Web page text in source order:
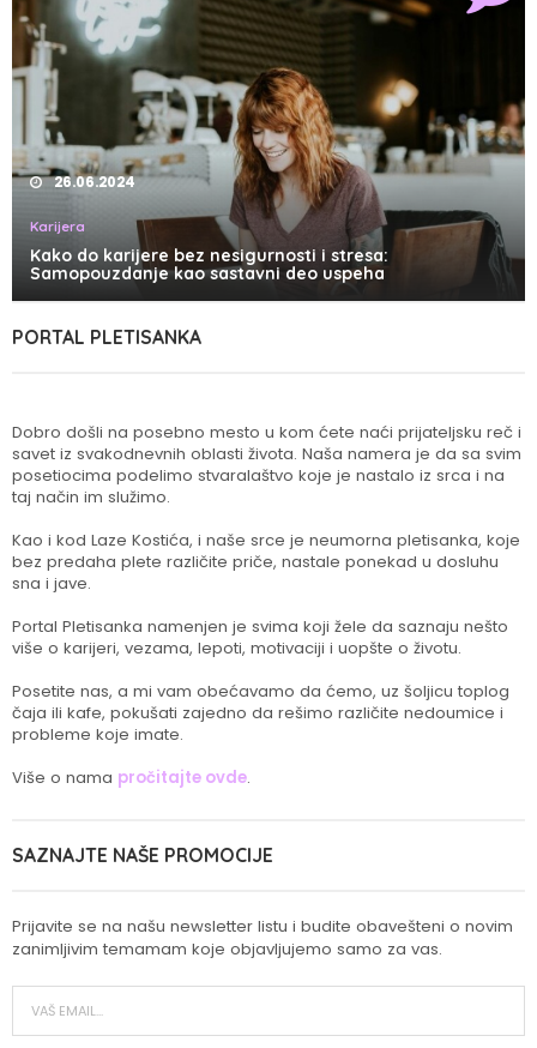
26.06.2024
Karijera
Kako do karijere bez nesigurnosti i stresa:
Samopouzdanje kao sastavni deo uspeha
PORTAL PLETISANKA
Dobro došli na posebno mesto u kom ćete naći prijateljsku reč i
savet iz svakodnevnih oblasti života. Naša namera je da sa svim
posetiocima podelimo stvaralaštvo koje je nastalo iz srca i na
taj način im služimo.
Kao i kod Laze Kostića, i naše srce je neumorna pletisanka, koje
bez predaha plete različite priče, nastale ponekad u dosluhu
sna i jave.
Portal Pletisanka namenjen je svima koji žele da saznaju nešto
više o karijeri, vezama, lepoti, motivaciji i uopšte o životu.
Posetite nas, a mi vam obećavamo da ćemo, uz šoljicu toplog
čaja ili kafe, pokušati zajedno da rešimo različite nedoumice i
probleme koje imate.
Više o nama pročitajte ovde.
SAZNAJTE NAŠE PROMOCIJE
Prijavite se na našu newsletter listu i budite obavešteni o novim
zanimljivim temamam koje objavljujemo samo za vas.